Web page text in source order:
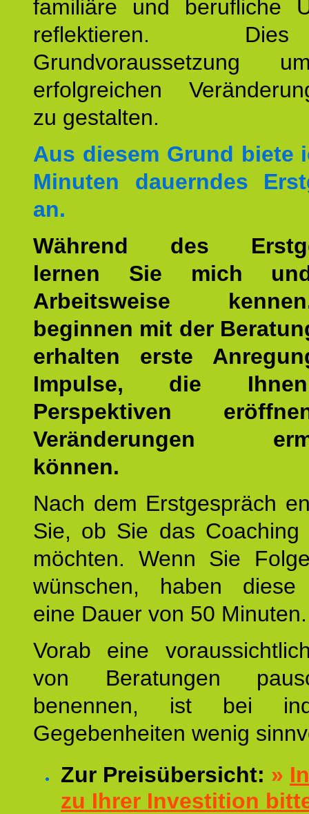
familiäre und berufliche
reflektieren.
Grundvoraussetzung
erfolgreichen
zu gestalten.
Aus diesem Grund biete
Minuten dauerndes
an.
Während des
lernen Sie mich
Arbeitsweise
beginnen mit der
erhalten erste
Impulse, die
Perspektiven
Veränderungen
können.
Nach dem Erstgespräch
Sie, ob Sie das Coaching
möchten. Wenn Sie
wünschen, haben diese
eine Dauer von 50 Minuten.
Vorab eine
von Beratungen
benennen, ist bei
Gegebenheiten wenig
Zur Preisübersicht: »
zu Ihrer Investition